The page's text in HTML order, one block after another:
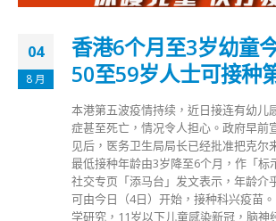
04
8 月
香港6个月至3岁幼童
50至59岁人士可接种
本港第五波疫情持续，近日接连有幼儿
症甚至死亡，情况令人担心。政府早前
见后，医务卫生局局长已经批准把克尔
最低接种年龄由3岁降至6个月，作「标
社交专页「添马台」发文表示，年龄介
可由今日（4日）开始，接种科兴疫苗
学研究，11岁以下儿童感染新冠，脑神